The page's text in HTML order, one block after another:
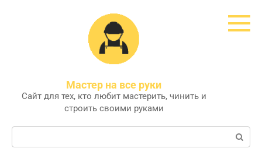
Мастер на все руки
Сайт для тех, кто любит мастерить, чинить и
строить своими руками
Поиск: